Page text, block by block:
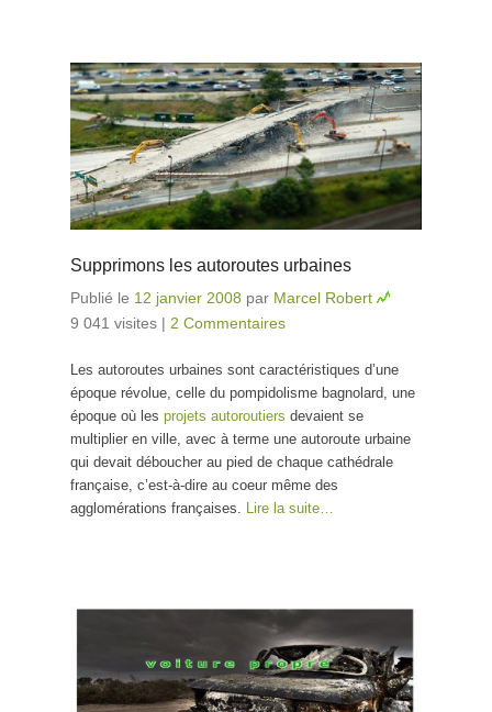
Supprimons les autoroutes urbaines
Publié le 12 janvier 2008 par Marcel Robert
9 041 visites | 2 Commentaires
Les autoroutes urbaines sont caractéristiques d’une
époque révolue, celle du pompidolisme bagnolard, une
époque où les projets autoroutiers devaient se
multiplier en ville, avec à terme une autoroute urbaine
qui devait déboucher au pied de chaque cathédrale
française, c’est-à-dire au coeur même des
agglomérations françaises.
Lire la suite…